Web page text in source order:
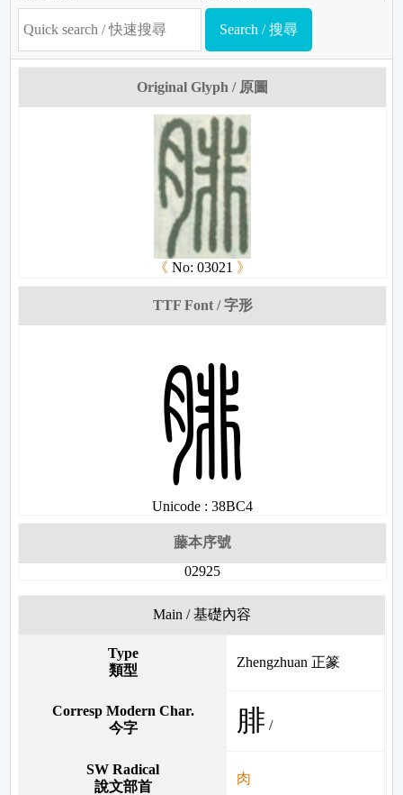
Original Glyph / 原圖
《 No: 03021 》
TTF Font / 字形
姄
Unicode : 38BC4
藤本序號
02925
Main / 基礎內容
Type
類型
Zhengzhuan 正篆
Corresp Modern Char.
今字
腓 /
SW Radical
說文部首
肉